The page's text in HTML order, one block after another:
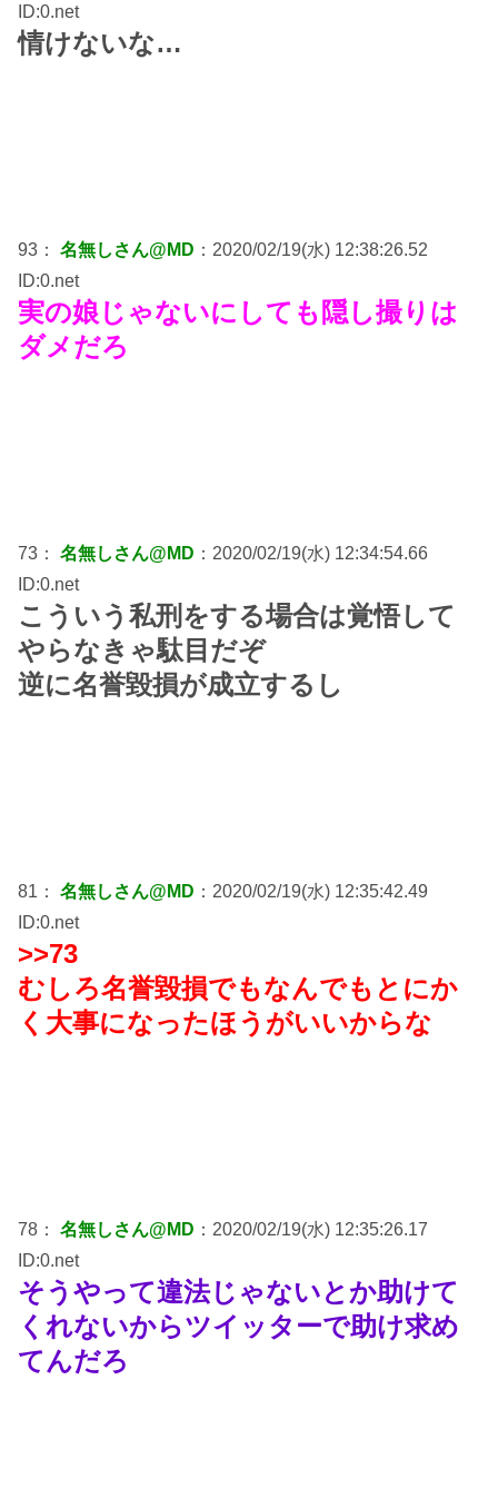
ID:0.net
情けないな…
93： 名無しさん@MD ：2020/02/19(水) 12:38:26.52
ID:0.net
実の娘じゃないにしても隠し撮りは
ダメだろ
73： 名無しさん@MD ：2020/02/19(水) 12:34:54.66
ID:0.net
こういう私刑をする場合は覚悟して
やらなきゃ駄目だぞ
逆に名誉毀損が成立するし
81： 名無しさん@MD ：2020/02/19(水) 12:35:42.49
ID:0.net
>>73
むしろ名誉毀損でもなんでもとにか
く大事になったほうがいいからな
78： 名無しさん@MD ：2020/02/19(水) 12:35:26.17
ID:0.net
そうやって違法じゃないとか助けて
くれないからツイッターで助け求め
てんだろ